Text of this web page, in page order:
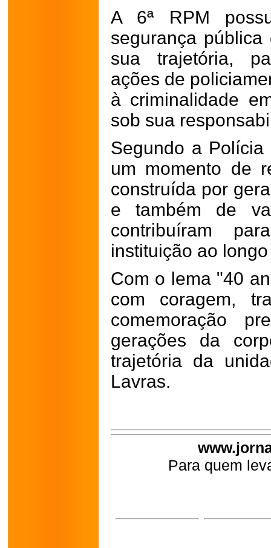
A 6ª RPM
segurança
sua trajetória,
ações de
à criminalidade
sob sua
Segundo a
um momento de
construída por
e também de
contribuíram
instituição ao
Com o lema "40
com coragem,
comemoração
gerações da
trajetória da
Lavras.
Para quem